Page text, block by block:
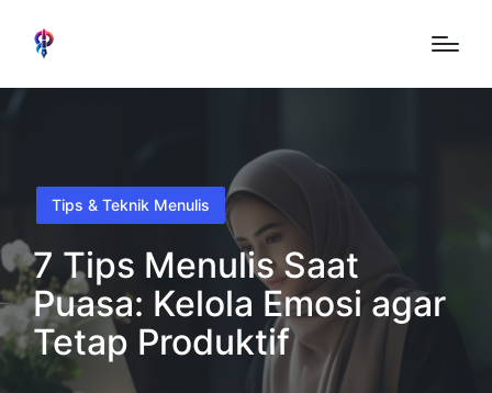
Posted
in
Tips & Teknik Menulis
7 Tips Menulis Saat
Puasa: Kelola Emosi agar
Tetap Produktif